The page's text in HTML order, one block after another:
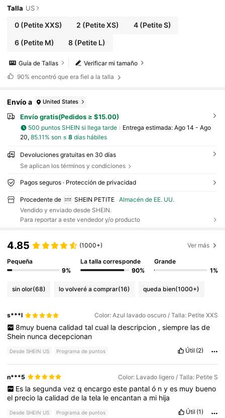
Talla US
0(Petite XXS) 2 (Petite XS) 4(Petite S)
6(Petite M) 8 (Petite L)
Verificar mi tamaño
Guía de Tallas
90% encontró que era fiel a la talla
Envío a United States
Envío gratis(Pedidos ≥ $15.00)
500 puntos SHEIN si llega tarde Entrega estimada: Ago 14 - Ago
20, 85.11% son ≤ 8días hábiles
Devoluciones gratuitas en 30 días
Se aplican los términos y condiciones
Pagos seguros · Protección de privacidad
Procedente de SHEIN PETITE
Almacén de EE. UU.
Vendido y enviado desde SHEIN.
Para reportar a este vendedor y/o producto
4.85 (1000+) Ver más
Pequeña
9%
La talla corresponde
90%
Grande
1%
sin olor(68) lo volveré a comprar(16) queda bien(1000+)
s***l Color: Azul lavado oscuro / Talla: Petite XXS
8muy buena calidad tal cual la descripcion , siempre las de
Shein nuncadecepcionan
Desde SHEIN US Programa de puntos Útil (2)
n***5 Color: Lavado ligero / Talla: Petite S
Es la segunda vez q encargo este pantal ó n y es muy bueno
el precio lacalidadde latela leencantana mi hija
Desde SHEIN US Programa de puntos Útil (1)